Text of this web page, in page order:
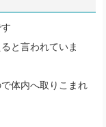
と言われていま
体内へ取りこまれ